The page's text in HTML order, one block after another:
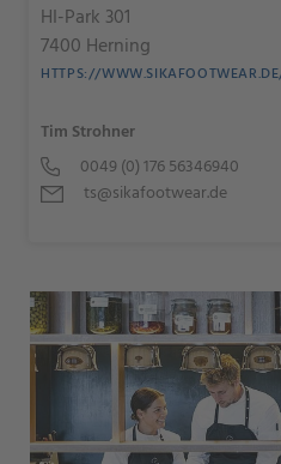
HI-Park 301
7400 Herning
HTTPS://
Tim Strohner
0049 (0) 176 56346940
ts@sikafootwear.de